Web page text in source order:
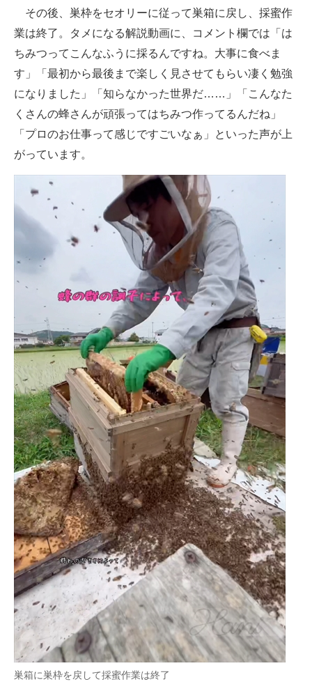
その後、巣枠をセオリーに従って巣箱に戻し、採蜜作
業は終了。タメになる解説動画に、コメント欄では「は
ちみつってこんなふうに採るんですね。大事に食べま
す」「最初から最後まで楽しく見させてもらい凄く勉強
になりました」「知らなかった世界だ……」「こんなた
くさんの蜂さんが頑張ってはちみつ作ってるんだね」
「プロのお仕事って感じですごいなぁ」といった声が上
がっています。
巣箱に巣枠を戻して採蜜作業は終了